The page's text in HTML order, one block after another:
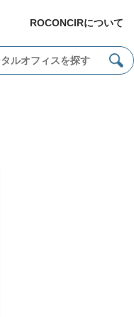
ROCONCIRについて